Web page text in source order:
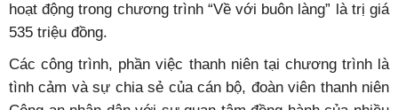
hoạt động trong chương trình “Về với buôn làng” là trị giá
535 triệu đồng.
Các công trình, phần việc thanh niên tại chương trình là
tình cảm và sự chia sẻ của cán bộ, đoàn viên thanh niên